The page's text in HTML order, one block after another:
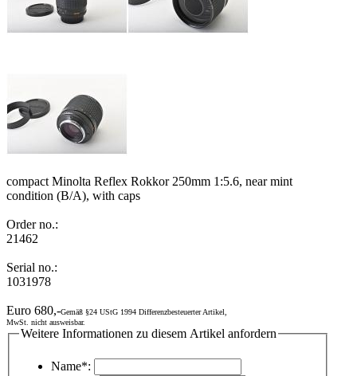
compact Minolta Reflex Rokkor 250mm 1:5.6, near mint
condition (B/A), with caps
Order no.:
21462
Serial no.:
1031978
Euro 680,-Gemäß §24 UStG 1994 Differenzbesteuerter Artikel,
MwSt. nicht ausweisbar.
Weitere Informationen zu diesem Artikel anfordern
Name*: